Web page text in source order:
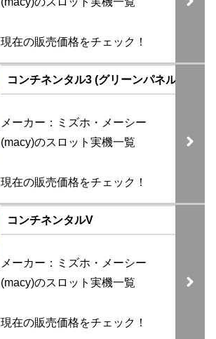
現在の販売価格をチェック！
コンチネンタル3 (グリーンパネル)
メーカー：ミズホ・メーシー
(macy)のスロット実機一覧
現在の販売価格をチェック！
コンチネンタルV
メーカー：ミズホ・メーシー
(macy)のスロット実機一覧
現在の販売価格をチェック！